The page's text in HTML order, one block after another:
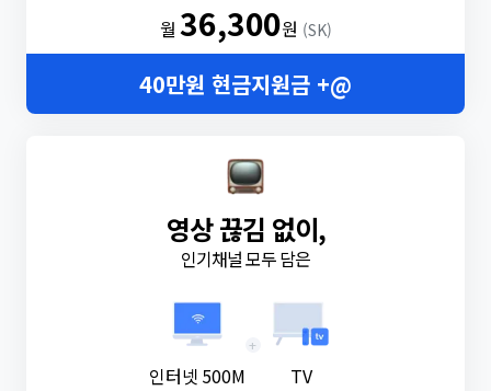
월36,300원 (SK)
40만원 현금지원금 +@
영상 끊김 없이,
인기채널 모두 담은
인터넷 500M
+
TV